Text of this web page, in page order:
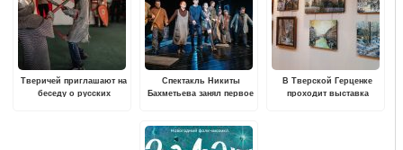
Тверичей приглашают на
беседу о русских
Спектакль Никиты
Бахметьева занял первое
В Тверской Герценке
проходит выставка